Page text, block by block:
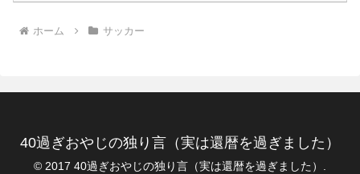
ホーム サッカー
40過ぎおやじの独り言（実は還暦を過ぎました）
© 2017 40過ぎおやじの独り言（実は還暦を過ぎました）.